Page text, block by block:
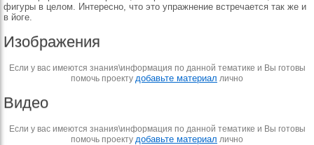
фигуры в целом. Интересно, что это упражнение встречается так же и
в йоге.
Изображения
Если у вас имеются знания\информация по данной тематике и Вы готовы
помочь проекту добавьте материал лично
Видео
Если у вас имеются знания\информация по данной тематике и Вы готовы
помочь проекту добавьте материал лично